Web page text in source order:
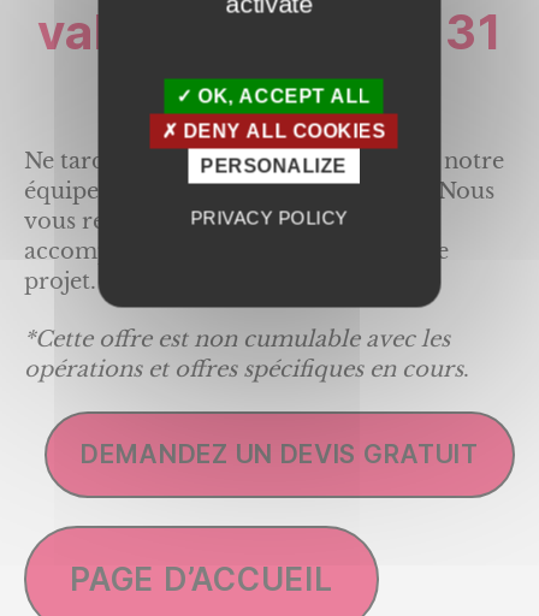
valable jusqu’au 31
mars 2023.
Ne tardez plus à prendre contact avec notre
équipe GB Menuiserie et domotique. Nous
vous renseignerons, conseillerons et
accompagnerons tout au long de votre
projet.
*Cette offre est non cumulable avec les
opérations et offres spécifiques en cours.
DEMANDEZ UN DEVIS GRATUIT
PAGE D’ACCUEIL
OK, ACCEPT ALL
DENY ALL COOKIES
PERSONALIZE
PRIVACY POLICY